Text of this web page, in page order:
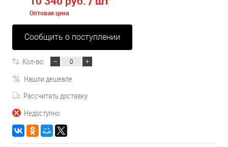
Оптовая цена
Сообщить о поступлении
Кол-во:
Нашли дешевле
Рассчитать доставку
Недоступно